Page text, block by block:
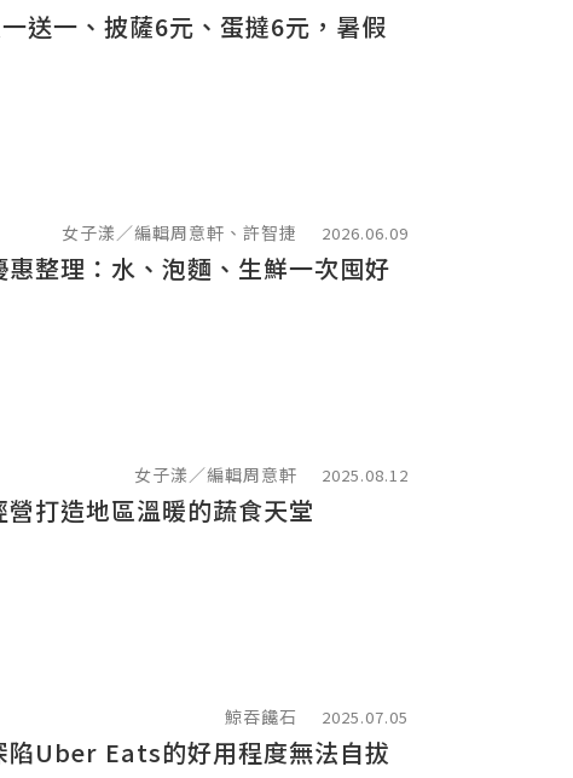
送一、披薩6元、蛋撻6元，暑假
女子漾／編輯周意軒、許智捷 2026.06.09
整理：水、泡麵、生鮮一次囤好
女子漾／編輯周意軒 2025.08.12
打造地區溫暖的蔬食天堂
鯨吞饞石 2025.07.05
陷Uber Eats的好用程度無法自拔